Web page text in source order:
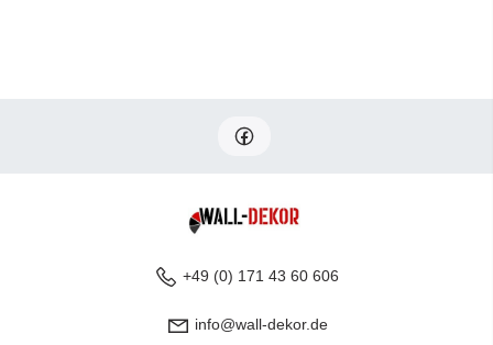
+49 (0) 171 43 60 606
info@wall-dekor.de